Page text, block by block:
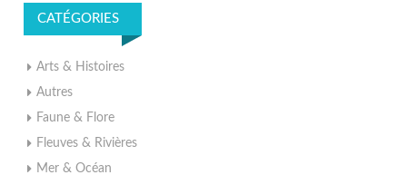
CATÉGORIES
Arts & Histoires
Autres
Faune & Flore
Fleuves & Rivières
Mer & Océan